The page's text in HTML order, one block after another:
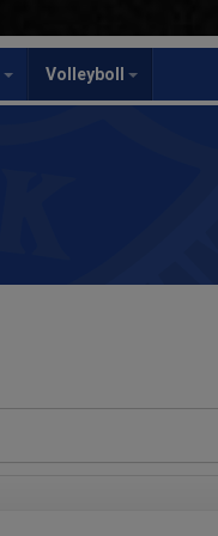
Volleyboll